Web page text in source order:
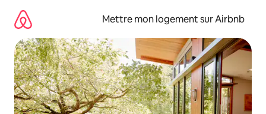
directement
contenu
Mettre mon logement sur Airbnb